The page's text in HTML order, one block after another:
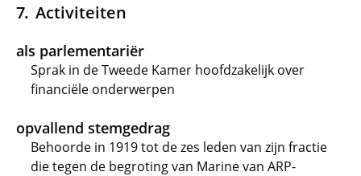
Activiteiten
als parlementariër
Sprak in de Tweede Kamer hoofdzakelijk over
financiële onderwerpen
opvallend stemgedrag
Behoorde in 1919 tot de zes leden van zijn fractie
die tegen de begroting van Marine van ARP-